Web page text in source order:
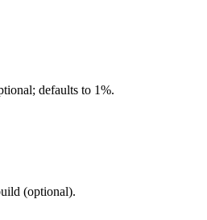
defaults to 1%.
(optional).